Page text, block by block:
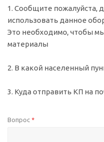
1. Сообщите пожалуйста,
использовать данное
Это необходимо, чтобы
материалы
2. В какой населенный
3. Куда отправить КП на
Вопрос *